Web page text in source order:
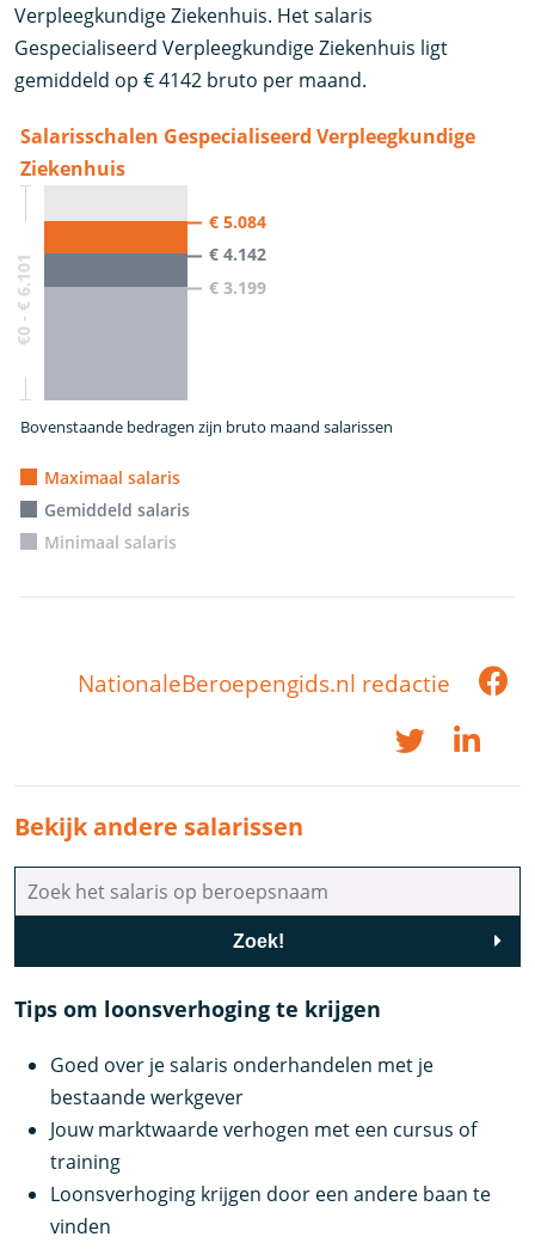
Verpleegkundige Ziekenhuis. Het salaris
Gespecialiseerd Verpleegkundige Ziekenhuis ligt
gemiddeld op € 4142 bruto per maand.
Salarisschalen Gespecialiseerd Verpleegkundige
Ziekenhuis
€0 - € 6.101
€ 5.084
€ 4.142
€ 3.199
Bovenstaande bedragen zijn bruto maand salarissen
Maximaal salaris
Gemiddeld salaris
Minimaal salaris
NationaleBeroepengids.nl redactie
Bekijk andere salarissen
Zoek!
Tips om loonsverhoging te krijgen
Goed over je salaris onderhandelen met je
bestaande werkgever
Jouw marktwaarde verhogen met een cursus of
training
Loonsverhoging krijgen door een andere baan te
vinden